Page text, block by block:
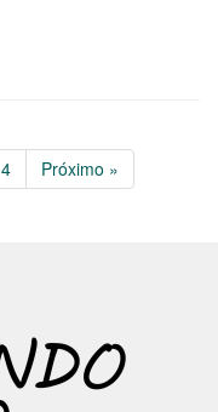
4 Próximo »